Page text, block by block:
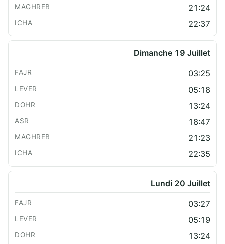
21:24
22:37
Dimanche 19 Juillet
03:25
05:18
13:24
18:47
21:23
22:35
Lundi 20 Juillet
03:27
05:19
13:24